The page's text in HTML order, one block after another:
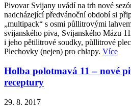
Pivovar Svijany uvádí na trh nové
nadcházející předvánoční období si
„multipack“ s osmi půllitrovými
svijanského piva, Svijanského Mázu
i jeho pětilitrové soudky, půllitrové
Plechovky (nejen) pro chlapy. Více
Holba polotmavá 11 – nové
receptury
29. 8. 2017